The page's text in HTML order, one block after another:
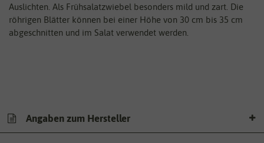
Auslichten. Als Frühsalatzwiebel besonders mild und zart. Die
röhrigen Blätter können bei einer Höhe von 30 cm bis 35 cm
abgeschnitten und im Salat verwendet werden.
Angaben zum Hersteller